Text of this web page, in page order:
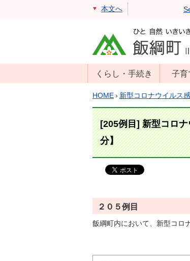
本文へ
くらし・手続き
戸籍・住民票・
住民登録
戸籍届出
届出
年金・保険
税金
環境・ゴミ
子育
年齢
子育
HOME› 新型コロナウイルス
[205例目] 新型コロ
分】
２０５例目
飯綱町内において、新型コロ